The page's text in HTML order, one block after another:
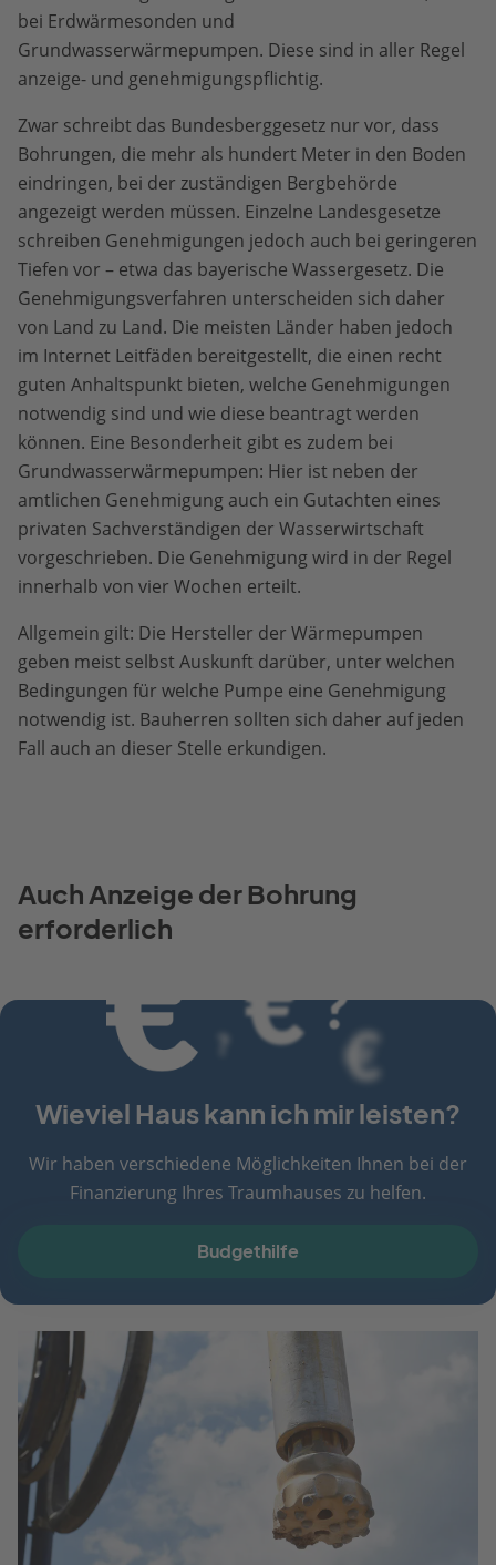
bei Erdwärmesonden und
Grundwasserwärmepumpen. Diese sind in aller Regel
anzeige- und genehmigungspflichtig.
Zwar schreibt das Bundesberggesetz nur vor, dass
Bohrungen, die mehr als hundert Meter in den Boden
eindringen, bei der zuständigen Bergbehörde
angezeigt werden müssen. Einzelne Landesgesetze
schreiben Genehmigungen jedoch auch bei geringeren
Tiefen vor – etwa das bayerische Wassergesetz. Die
Genehmigungsverfahren unterscheiden sich daher
von Land zu Land. Die meisten Länder haben jedoch
im Internet Leitfäden bereitgestellt, die einen recht
guten Anhaltspunkt bieten, welche Genehmigungen
notwendig sind und wie diese beantragt werden
können. Eine Besonderheit gibt es zudem bei
Grundwasserwärmepumpen: Hier ist neben der
amtlichen Genehmigung auch ein Gutachten eines
privaten Sachverständigen der Wasserwirtschaft
vorgeschrieben. Die Genehmigung wird in der Regel
innerhalb von vier Wochen erteilt.
Allgemein gilt: Die Hersteller der Wärmepumpen
geben meist selbst Auskunft darüber, unter welchen
Bedingungen für welche Pumpe eine Genehmigung
notwendig ist. Bauherren sollten sich daher auf jeden
Fall auch an dieser Stelle erkundigen.
Auch Anzeige der Bohrung
erforderlich
Wieviel Haus kann ich mir leisten?
Wir haben verschiedene Möglichkeiten Ihnen bei der
Finanzierung Ihres Traumhauses zu helfen.
Budgethilfe